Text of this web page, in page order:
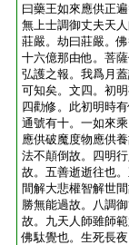
曰藥王如來應供正
無上士調御丈夫天
莊嚴。劫曰莊嚴。
十六億那由他。菩
弘護之報。我爲月
可知矣。文四。初
四勸修。此初明時
通號有十。一如來
應供破魔度物應供
法不顛倒故。四明
故。五善逝逝往也
間解大悲權智解世
勝無能過故。八調
故。九天人師雖師
佛駄覺也。生死長